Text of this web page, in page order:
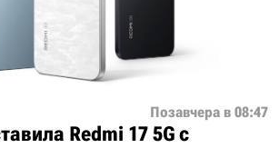
Позавчера в 08:47
Redmi 17 5G с